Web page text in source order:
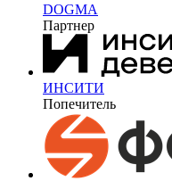
DOGMA
Партнер
ИНСИТИ
Попечитель